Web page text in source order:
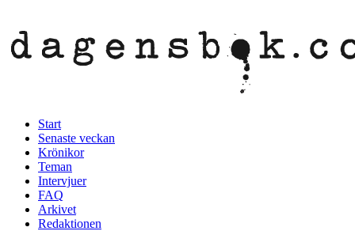
Start
Senaste veckan
Krönikor
Teman
Intervjuer
FAQ
Arkivet
Redaktionen